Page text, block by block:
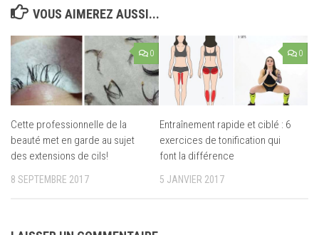
VOUS AIMEREZ AUSSI...
0
Cette professionnelle de la
beauté met en garde au sujet
des extensions de cils!
8 SEPTEMBRE 2017
0
Entraînement rapide et ciblé : 6
exercices de tonification qui
font la différence
5 JANVIER 2017